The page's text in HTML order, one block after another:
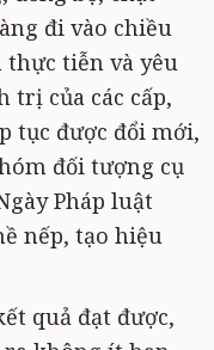
đi vào chiều
thực tiễn và yêu
trị của các cấp,
tục được đổi mới,
đối tượng cụ
Pháp luật
nếp, tạo hiệu
quả đạt được,